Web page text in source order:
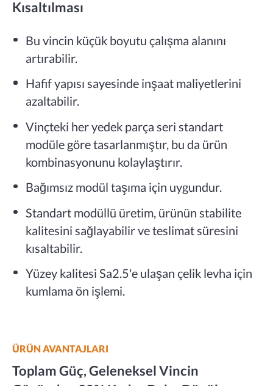
Kısaltılması
Bu vincin küçük boyutu çalışma alanını
artırabilir.
Hafif yapısı sayesinde inşaat maliyetlerini
azaltabilir.
Vinçteki her yedek parça seri standart
modüle göre tasarlanmıştır, bu da ürün
kombinasyonunu kolaylaştırır.
Bağımsız modül taşıma için uygundur.
Standart modüllü üretim, ürünün stabilite
kalitesini sağlayabilir ve teslimat süresini
kısaltabilir.
Yüzey kalitesi Sa2.5'e ulaşan çelik levha için
kumlama ön işlemi.
ÜRÜN AVANTAJLARI
Toplam Güç, Geleneksel Vincin